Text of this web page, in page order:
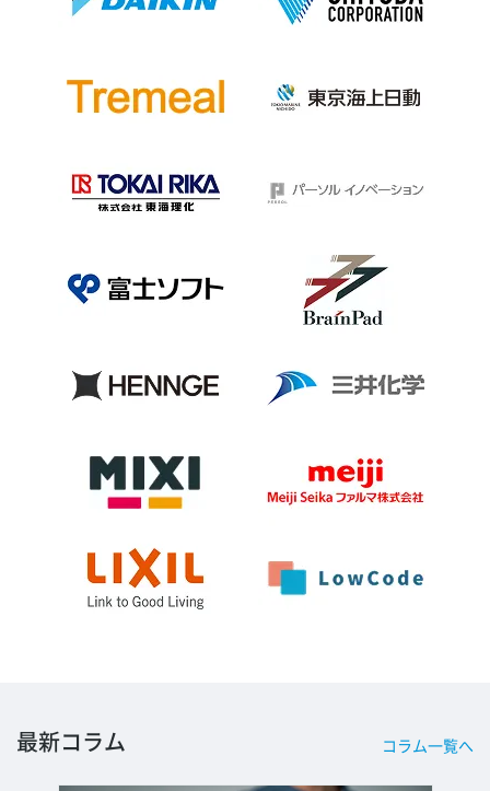
最新コラム コラム一覧へ